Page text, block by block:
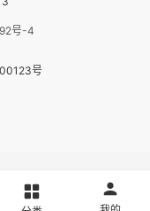
号-4
号